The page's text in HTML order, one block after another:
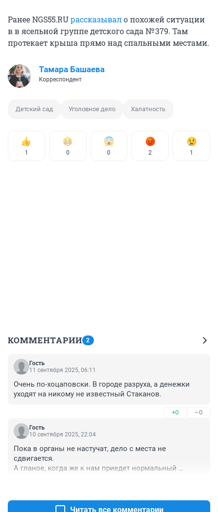
Ранее NGS55.RUрассказывало похожей ситуации
вв ясельной группе детского сада № 379. Там
протекает крыша прямо над спальными местами.
Тамара Башаева
Корреспондент
Детский сад Уголовное дело Халатность
1 0 0 2 1
КОММЕНТАРИИ 2
Гость
11 сентября 2025, 06:11
Очень по-хоцаповски. В городе разруха, а денежки
уходят на никому не известный Стаканов.
+0 –0
Гость
10 сентября 2025, 22:04
Пока в органы не настучат, дело с места не
сдвигается.
А гланое, когда же к нам приедет нормальный
Читать все комментарии